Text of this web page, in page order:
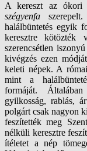
A kereszt az ókori
szégyenfa
halálbüntetés egyik
keresztre kötözték
szerencsétlen
kivégzés ezen
keleti népek. A
mint a
formáját.
gyilkosság, rablás,
polgárt csak nagyon
feszítették meg
nélküli keresztre
ítéletet a nép